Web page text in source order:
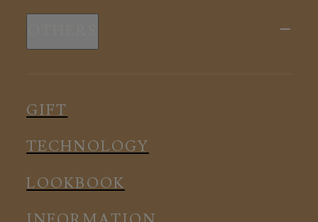
スリープウェア
ルームウェア
アクセサリー
新商品
ルームウェア
アクセサリー
GIFT
TECHNOLOGY
LOOKBOOK